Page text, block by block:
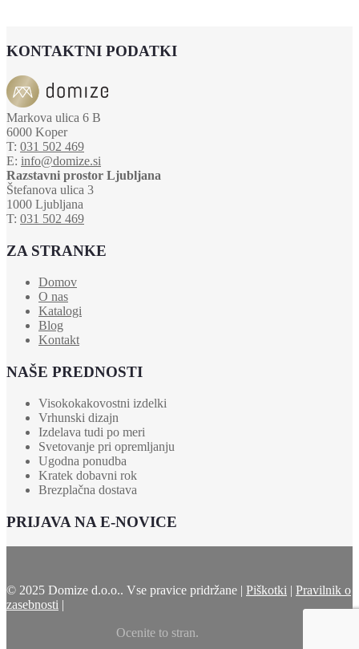
KONTAKTNI PODATKI
Markova ulica 6 B
6000 Koper
T: 031 502 469
E: info@domize.si
Razstavni prostor Ljubljana
Štefanova ulica 3
1000 Ljubljana
T: 031 502 469
ZA STRANKE
Domov
O nas
Katalogi
Blog
Kontakt
NAŠE PREDNOSTI
Visokokakovostni izdelki
Vrhunski dizajn
Izdelava tudi po meri
Svetovanje pri opremljanju
Ugodna ponudba
Kratek dobavni rok
Brezplačna dostava
PRIJAVA NA E-NOVICE
© 2025 Domize d.o.o.. Vse pravice pridržane | Piškotki | Pravilnik o
zasebnosti |
Ocenite to stran.